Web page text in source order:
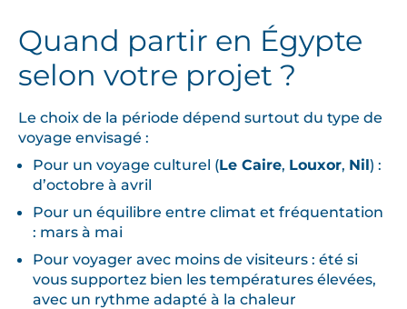
Quand partir en Égypte
selon votre projet ?
Le choix de la période dépend surtout du type de
voyage envisagé :
Pour un voyage culturel (Le Caire, Louxor, Nil) :
d’octobre à avril
Pour un équilibre entre climat et fréquentation
: mars à mai
Pour voyager avec moins de visiteurs : été si
vous supportez bien les températures élevées,
avec un rythme adapté à la chaleur